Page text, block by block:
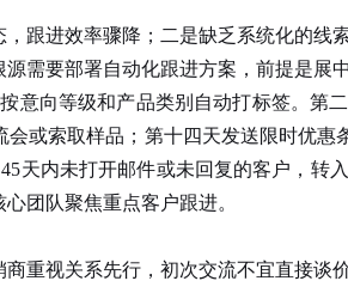
跟进效率骤降；二是缺乏系统化的线
需要部署自动化跟进方案，前提是展
向等级和产品类别自动打标签。第
或索取样品；第十四天发送限时优惠
天内未打开邮件或未回复的客户，转
团队聚焦重点客户跟进。
重视关系先行，初次交流不宜直接谈